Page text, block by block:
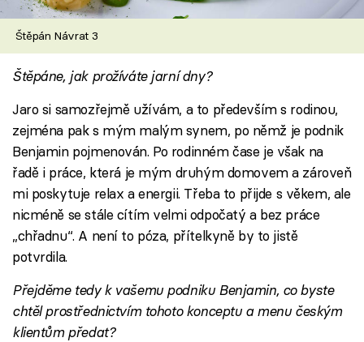
Štěpán Návrat 3
Štěpáne, jak prožíváte jarní dny?
Jaro si samozřejmě užívám, a to především s rodinou,
zejména pak s mým malým synem, po němž je podnik
Benjamin pojmenován. Po rodinném čase je však na
řadě i práce, která je mým druhým domovem a zároveň
mi poskytuje relax a energii. Třeba to přijde s věkem, ale
nicméně se stále cítím velmi odpočatý a bez práce
„chřadnu“. A není to póza, přítelkyně by to jistě
potvrdila.
Přejděme tedy k vašemu podniku Benjamin, co byste
chtěl prostřednictvím tohoto konceptu a menu českým
klientům předat?